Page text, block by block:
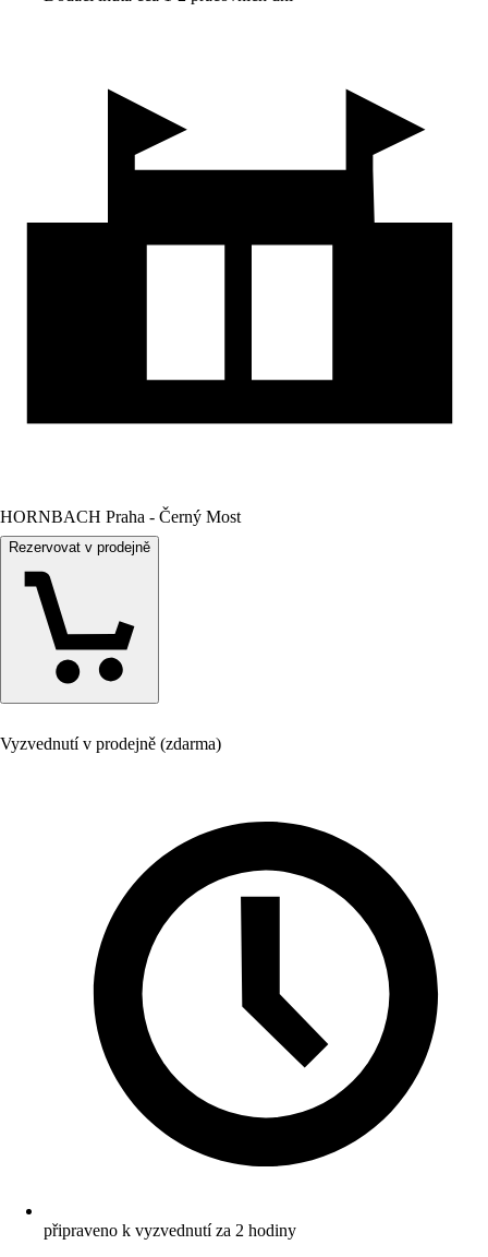
HORNBACH Praha - Černý Most
Rezervovat v prodejně
Vyzvednutí v prodejně (zdarma)
připraveno k vyzvednutí za 2 hodiny